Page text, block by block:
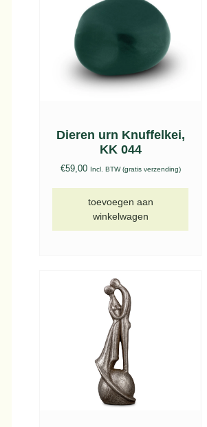
Dieren urn Knuffelkei,
KK 044
€59,00 Incl. BTW (gratis verzending)
toevoegen aan
winkelwagen